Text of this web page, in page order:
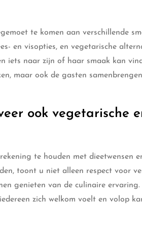
te komen aan verschillende
en visopties, en vegetarische
iets naar zijn of haar smaak kan
maar ook de gasten
ook vegetarische
te houden met dieetwensen
toont u niet alleen respect voor
genieten van de culinaire
zich welkom voelt en volop